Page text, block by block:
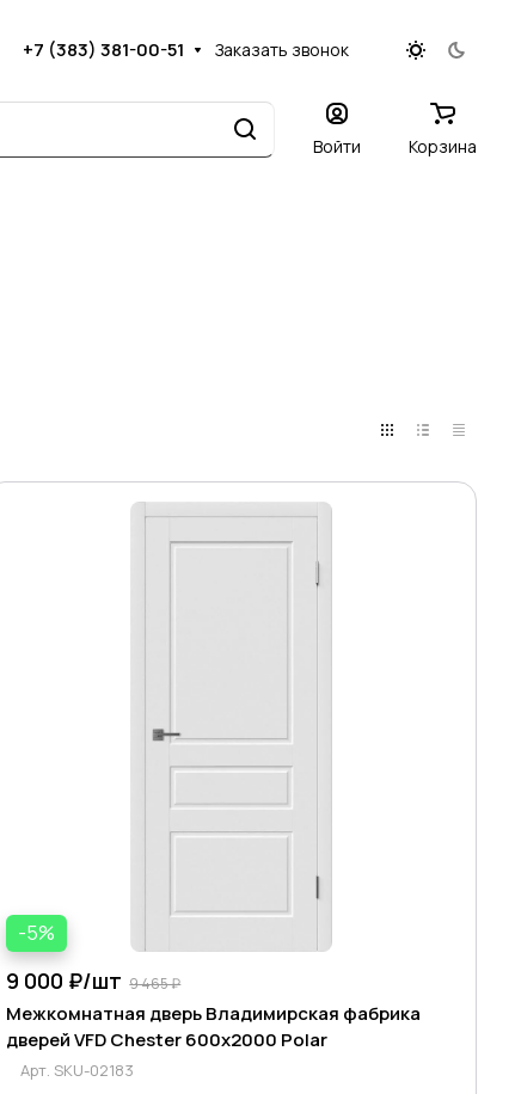
+7 (383) 381-00-51 Заказать звонок
Войти Корзина
-5%
9 000 ₽/шт 9 465 ₽
Межкомнатная дверь Владимирская фабрика
дверей VFD Chester 600х2000 Polar
Арт. SKU-02183